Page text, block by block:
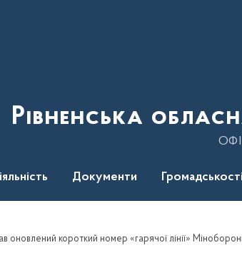
Рівненська
Документи Громадськості
оновлений короткий номер «гарячої лінії»